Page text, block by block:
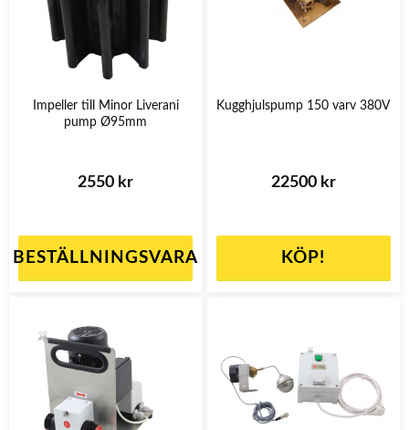
Impeller till Minor Liverani
pump Ø95mm
2550 kr
BESTÄLLNINGSVARA
Kugghjulspump 150 varv 380V
22500 kr
KÖP!